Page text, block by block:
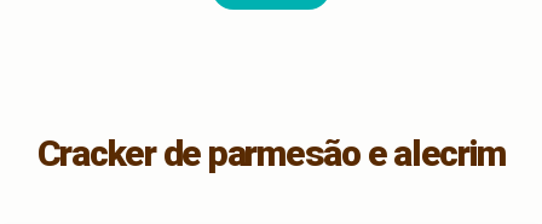
Cracker de parmesão e alecrim